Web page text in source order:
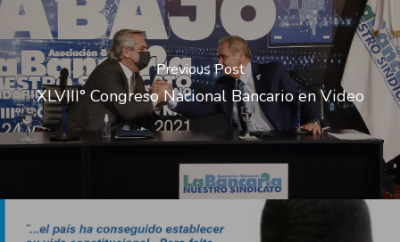
Previous Post
XLVIII° Congreso Nacional Bancario en Video